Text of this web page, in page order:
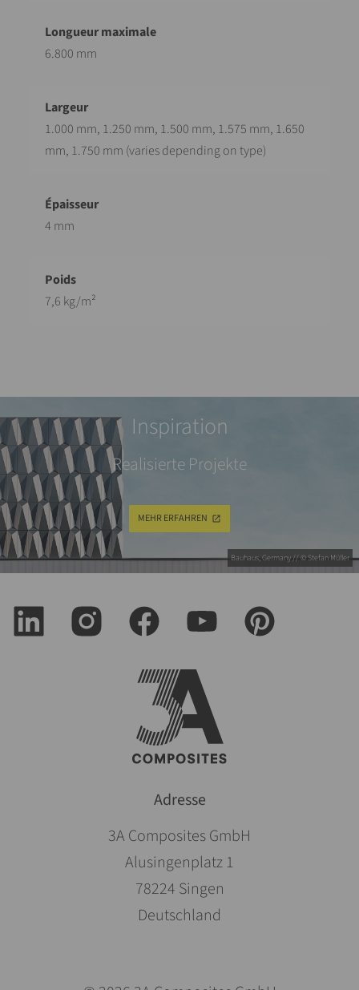
6.800 mm
1.000 mm, 1.250 mm, 1.500 mm, 1.575 mm, 1.650
mm, 1.750 mm (varies depending on type)
4 mm
7,6 kg/m²
Bauhaus, Germany // © Stefan Müller
Inspiration
Realisierte Projekte
MEHR ERFAHREN
Adresse
3A Composites GmbH
Alusingenplatz 1
78224 Singen
Deutschland